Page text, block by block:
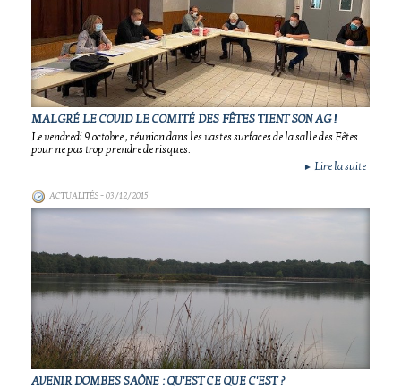
MALGRÉ LE COVID LE COMITÉ DES FÊTES TIENT SON AG !
Le vendredi 9 octobre , réunion dans les vastes surfaces de la salle des Fêtes
pour ne pas trop prendre de risques.
► Lire la suite
ACTUALITÉS- 03/12/2015
AVENIR DOMBES SAÔNE : QU'EST CE QUE C'EST ?